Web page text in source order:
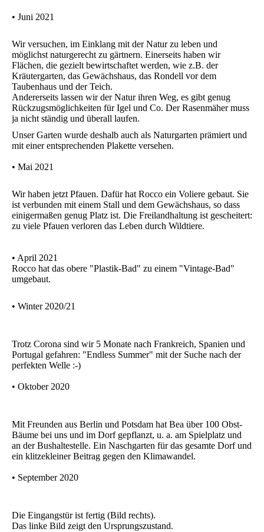
• Juni 2021
Wir versuchen, im Einklang mit der Natur zu leben und
möglichst naturgerecht zu gärtnern. Einerseits haben wir
Flächen, die gezielt bewirtschaftet werden, wie z.B. der
Kräutergarten, das Gewächshaus, das Rondell vor dem
Taubenhaus und der Teich.
Andererseits lassen wir der Natur ihren Weg, es gibt genug
Rückzugsmöglichkeiten für Igel und Co. Der Rasenmäher muss
ja nicht ständig und überall laufen.
Unser Garten wurde deshalb auch als Naturgarten prämiert und
mit einer entsprechenden Plakette versehen.
• Mai 2021
Wir haben jetzt Pfauen. Dafür hat Rocco ein Voliere gebaut. Sie
ist verbunden mit einem Stall und dem Gewächshaus, so dass
einigermaßen genug Platz ist. Die Freilandhaltung ist gescheitert:
zu viele Pfauen verloren das Leben durch Wildtiere.
• April 2021
Rocco hat das obere "Plastik-Bad" zu einem "Vintage-Bad"
umgebaut.
• Winter 2020/21
Trotz Corona sind wir 5 Monate nach Frankreich, Spanien und
Portugal gefahren: "Endless Summer" mit der Suche nach der
perfekten Welle :-)
• Oktober 2020
Mit Freunden aus Berlin und Potsdam hat Bea über 100 Obst-
Bäume bei uns und im Dorf gepflanzt, u. a. am Spielplatz und
an der Bushaltestelle. Ein Naschgarten für das gesamte Dorf und
ein klitzekleiner Beitrag gegen den Klimawandel.
• September 2020
Die Eingangstür ist fertig (Bild rechts).
Das linke Bild zeigt den Ursprungszustand.